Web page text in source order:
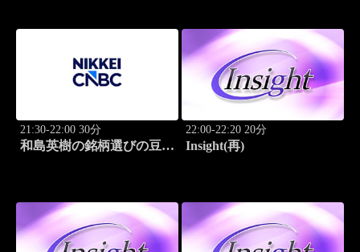
21:30-22:00 30分
和島英樹の銘柄選びの豆知
22:00-22:20 20分
Insight(再)